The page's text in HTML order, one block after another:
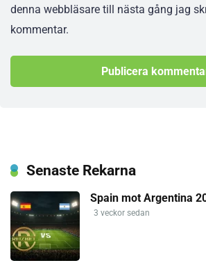
denna webbläsare till nästa gång jag
kommentar.
Senaste Rekarna
Spain mot Argentina
3 veckor sedan